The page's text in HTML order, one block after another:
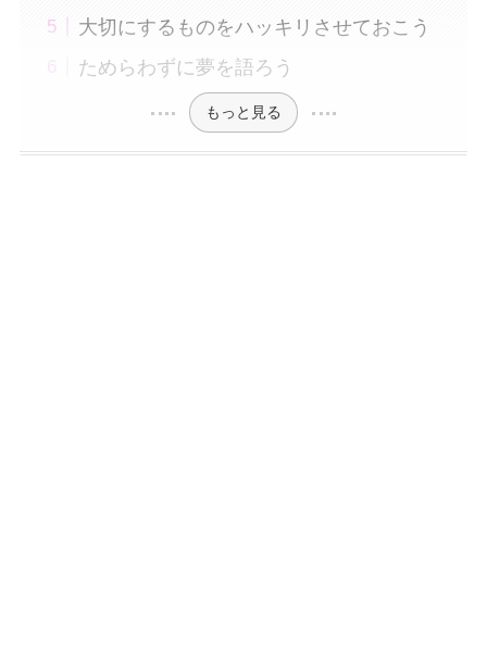
大切にするものをハッキリさせておこう
ためらわずに夢を語ろう
もっと見る